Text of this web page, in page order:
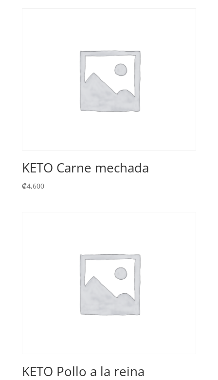
KETO Carne mechada
₡4,600
KETO Pollo a la reina